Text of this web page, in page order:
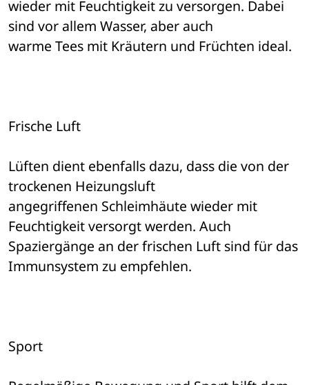
wieder mit Feuchtigkeit zu versorgen. Dabei
sind vor allem Wasser, aber auch
warme Tees mit Kräutern und Früchten ideal.
Frische Luft
Lüften dient ebenfalls dazu, dass die von der
trockenen Heizungsluft
angegriffenen Schleimhäute wieder mit
Feuchtigkeit versorgt werden. Auch
Spaziergänge an der frischen Luft sind für das
Immunsystem zu empfehlen.
Sport